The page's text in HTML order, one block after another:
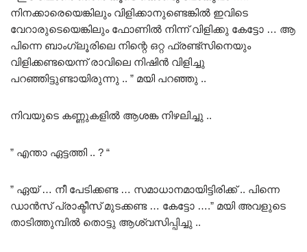
നിനക്കാരെയെങ്കിലും വിളിക്കാനുണ്ടെങ്കിൽ ഇവിടെ
വേറാരുടെയെങ്കിലും ഫോണിൽ നിന്ന് വിളിക്കു കേട്ടോ … ആ
പിന്നെ ബാംഗ്ലൂരിലെ നിന്റെ ഒറ്റ ഫ്രണ്ട്സിനെയും
വിളിക്കണ്ടയെന്ന് രാവിലെ നിഷിൻ വിളിച്ചു
പറഞ്ഞിട്ടുണ്ടായിരുന്നു .. ” മയി പറഞ്ഞു ..
നിവയുടെ കണ്ണുകളിൽ ആശങ്ക നിഴലിച്ചു ..
” എന്താ ഏട്ടത്തി .. ? “
” ഏയ് … നീ പേടിക്കണ്ട … സമാധാനമായിട്ടിരിക്ക് .. പിന്നെ
ഡാൻസ് പ്രാക്ടീസ് മുടക്കണ്ട … കേട്ടോ ….” മയി അവളുടെ
താടിത്തുമ്പിൽ തൊട്ടു ആശ്വസിപ്പിച്ചു ..